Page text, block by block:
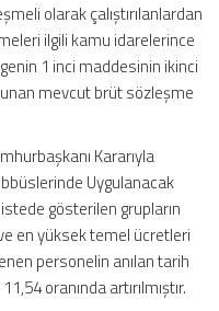
olarak çalıştırılanlardan
ilgili kamu idarelerince
1 inci maddesinin ikinci
mevcut brüt sözleşme
Kararıyla
Uygulanacak
gösterilen grupların
en yüksek temel ücretleri
personelin anılan tarih
oranında artırılmıştır.